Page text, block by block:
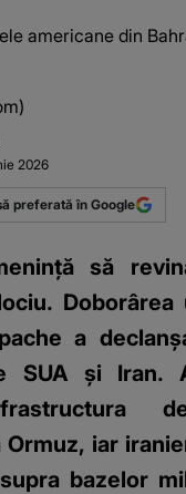
americane din
2026
preferată în Google
să
a
SUA și Iran.
Ormuz, iar
bazelor